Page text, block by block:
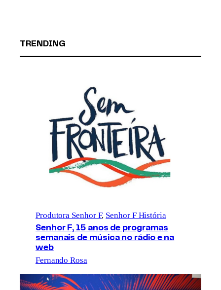
TRENDING
Produtora Senhor F, Senhor F História
Senhor F, 15 anos de programas
semanais de música no rádio e na
web
Fernando Rosa